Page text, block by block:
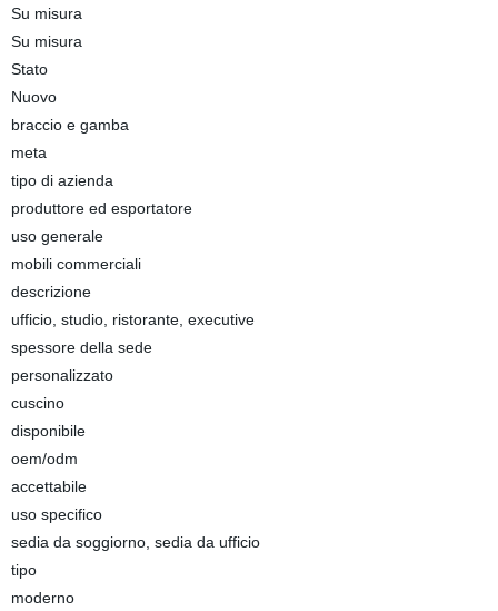
Su misura
Su misura
Stato
Nuovo
braccio e gamba
meta
tipo di azienda
produttore ed esportatore
uso generale
mobili commerciali
descrizione
ufficio, studio, ristorante, executive
spessore della sede
personalizzato
cuscino
disponibile
oem/odm
accettabile
uso specifico
sedia da soggiorno, sedia da ufficio
tipo
moderno